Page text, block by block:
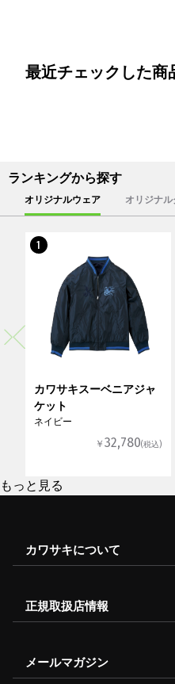
最近チェックした商
ランキングから探す
オリジナルウェア オリジナル
1
カワサキスーベニアジャ
ケット
ネイビー
￥32,780(税込)
もっと見る
カワサキについて
正規取扱店情報
メールマガジン